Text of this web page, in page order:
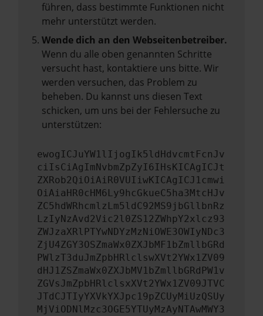
führen, dass bestimmte Funktionen nicht
mehr unterstützt werden.
Wende dich an den Webseitenbetreiber.
Wenn du alle oben genannten Schritte
versucht hast, kontaktiere uns bitte. Wir
werden versuchen, das Problem zu
beheben. Du kannst uns diesen Text
schicken, um uns bei der Fehlersuche zu
unterstützen:
ewogICJuYW1lIjogIk5ldHdvcmtFcnJv
ciIsCiAgImNvbmZpZyI6IHsKICAgICJt
ZXRob2QiOiAiR0VUIiwKICAgICJ1cmwi
OiAiaHR0cHM6Ly9hcGkueC5ha3MtcHJv
ZC5hdWRhcmlzLm5ldC92MS9jbGllbnRz
LzIyNzAvd2Vic2l0ZS12ZWhpY2xlcz93
ZWJzaXRlPTYwNDYzMzNiOWE3OWIyNDc3
ZjU4ZGY3OSZmaWx0ZXJbMF1bZmllbGRd
PWlzT3duJmZpbHRlclswXVt2YWx1ZV09
dHJ1ZSZmaWx0ZXJbMV1bZmllbGRdPW1v
ZGVsJmZpbHRlclsxXVt2YWx1ZV09JTVC
JTdCJTIyYXVkYXJpc19pZCUyMiUzQSUy
MjViODNlMzc3OGE5YTUyMzAyNTAwMWY3